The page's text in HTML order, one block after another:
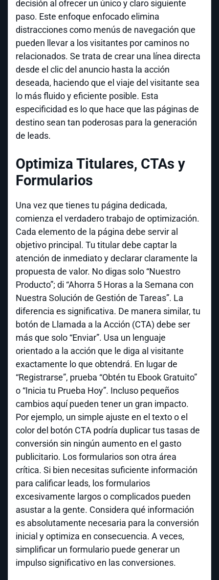
decisión al ofrecer un único y claro siguiente
paso. Este enfoque enfocado elimina
distracciones como menús de navegación que
pueden llevar a los visitantes por caminos no
relacionados. Se trata de crear una línea directa
desde el clic del anuncio hasta la acción
deseada, haciendo que el viaje del visitante sea
lo más fluido y eficiente posible. Esta
especificidad es lo que hace que las páginas de
destino sean tan poderosas para la generación
de leads.
Optimiza Titulares, CTAs y
Formularios
Una vez que tienes tu página dedicada,
comienza el verdadero trabajo de optimización.
Cada elemento de la página debe servir al
objetivo principal. Tu titular debe captar la
atención de inmediato y declarar claramente la
propuesta de valor. No digas solo “Nuestro
Producto”; di “Ahorra 5 Horas a la Semana con
Nuestra Solución de Gestión de Tareas”. La
diferencia es significativa. De manera similar, tu
botón de Llamada a la Acción (CTA) debe ser
más que solo “Enviar”. Usa un lenguaje
orientado a la acción que le diga al visitante
exactamente lo que obtendrá. En lugar de
“Registrarse”, prueba “Obtén tu Ebook Gratuito”
o “Inicia tu Prueba Hoy”. Incluso pequeños
cambios aquí pueden tener un gran impacto.
Por ejemplo, un simple ajuste en el texto o el
color del botón CTA podría duplicar tus tasas de
conversión sin ningún aumento en el gasto
publicitario. Los formularios son otra área
crítica. Si bien necesitas suficiente información
para calificar leads, los formularios
excesivamente largos o complicados pueden
asustar a la gente. Considera qué información
es absolutamente necesaria para la conversión
inicial y optimiza en consecuencia. A veces,
simplificar un formulario puede generar un
impulso significativo en las conversiones.